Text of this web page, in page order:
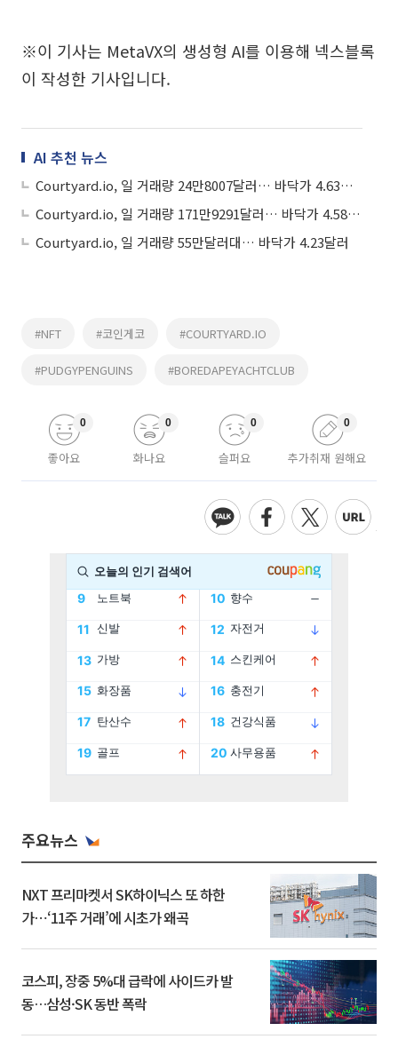
※이 기사는 MetaVX의 생성형 AI를 이용해 넥스블록
이 작성한 기사입니다.
AI 추천 뉴스
Courtyard.io, 일 거래량 24만8007달러… 바닥가 4.63달러
Courtyard.io, 일 거래량 171만9291달러… 바닥가 4.58달러
Courtyard.io, 일 거래량 55만달러대… 바닥가 4.23달러
#NFT #코인게코 #COURTYARD.IO
#PUDGYPENGUINS #BOREDAPEYACHTCLUB
좋아요
0
화나요
0
슬퍼요
0
추가취재 원해요
0
주요뉴스
NXT 프리마켓서 SK하이닉스 또 하한
가⋯‘11주 거래’에 시초가 왜곡
코스피, 장중 5%대 급락에 사이드카 발
동…삼성·SK 동반 폭락